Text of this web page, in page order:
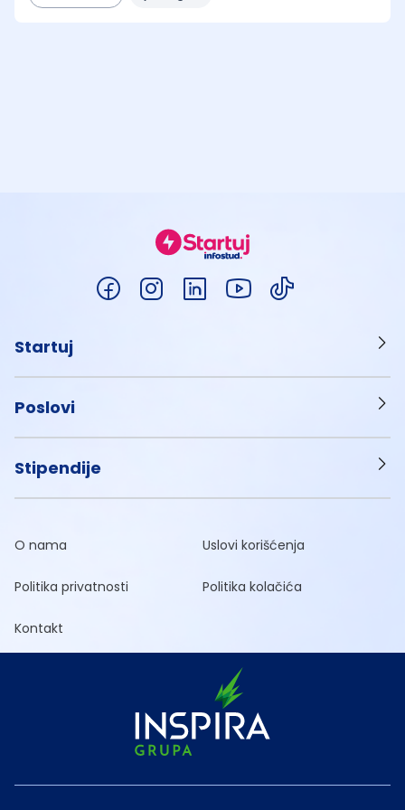
Startuj
Poslovi
Stipendije
O nama Uslovi korišćenja
Politika privatnosti Politika kolačića
Kontakt